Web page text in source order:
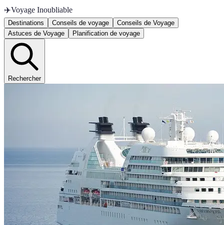
✈️Voyage Inoubliable
Destinations Conseils de voyage
Conseils de Voyage
Astuces de Voyage
Planification de voyage
Rechercher